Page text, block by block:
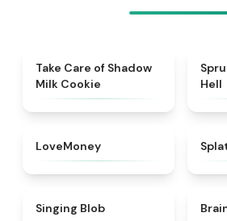
Take Care of Shadow
Milk Cookie
Hell
LoveMoney
Singing Blob